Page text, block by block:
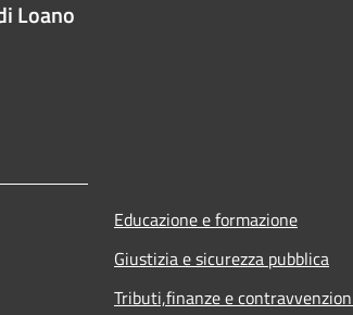
Loano
Educazione e formazione
Giustizia e sicurezza pubblica
Tributi,finanze e